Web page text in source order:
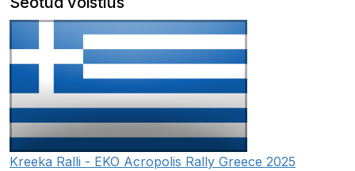
Kreeka Ralli - EKO Acropolis Rally Greece 2025